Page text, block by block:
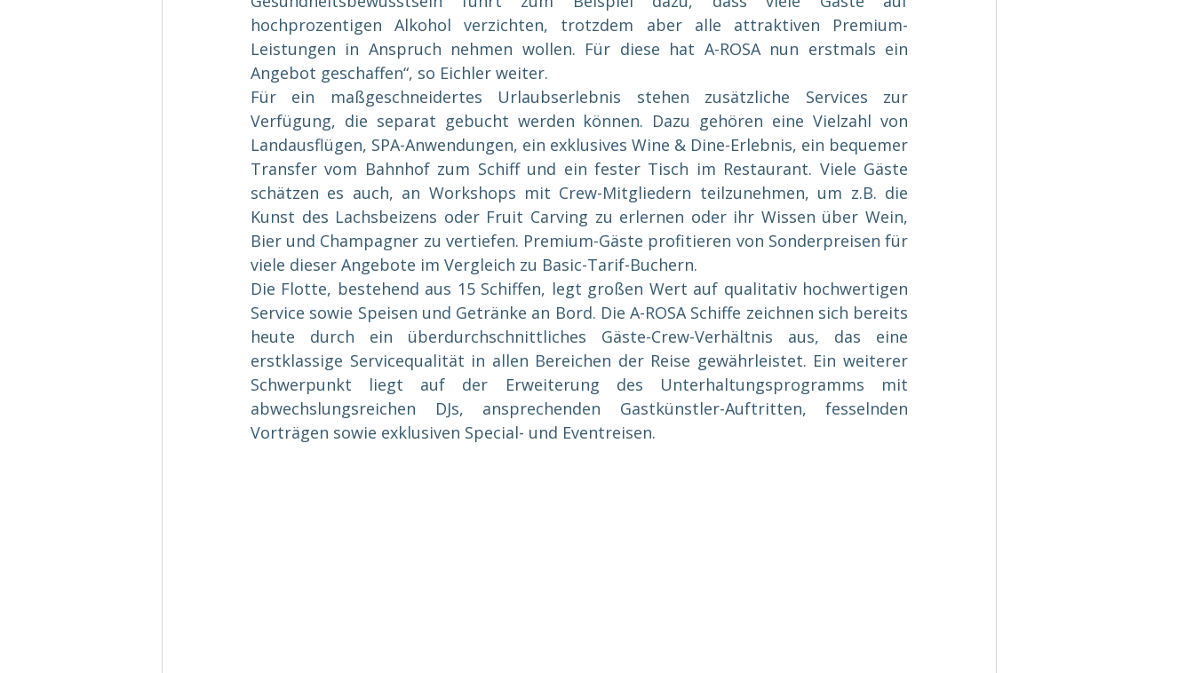
hochprozentigen Alkohol verzichten, trotzdem aber alle attraktiven Premium-
Leistungen in Anspruch nehmen wollen. Für diese hat A-ROSA nun erstmals ein
Angebot geschaffen“, so Eichler weiter.
Für ein maßgeschneidertes Urlaubserlebnis stehen zusätzliche Services zur
Verfügung, die separat gebucht werden können. Dazu gehören eine Vielzahl von
Landausflügen, SPA-Anwendungen, ein exklusives Wine & Dine-Erlebnis, ein bequemer
Transfer vom Bahnhof zum Schiff und ein fester Tisch im Restaurant. Viele Gäste
schätzen es auch, an Workshops mit Crew-Mitgliedern teilzunehmen, um z.B. die
Kunst des Lachsbeizens oder Fruit Carving zu erlernen oder ihr Wissen über Wein,
Bier und Champagner zu vertiefen. Premium-Gäste profitieren von Sonderpreisen für
viele dieser Angebote im Vergleich zu Basic-Tarif-Buchern.
Die Flotte, bestehend aus 15 Schiffen, legt großen Wert auf qualitativ hochwertigen
Service sowie Speisen und Getränke an Bord. Die A-ROSA Schiffe zeichnen sich bereits
heute durch ein überdurchschnittliches Gäste-Crew-Verhältnis aus, das eine
erstklassige Servicequalität in allen Bereichen der Reise gewährleistet. Ein weiterer
Schwerpunkt liegt auf der Erweiterung des Unterhaltungsprogramms mit
abwechslungsreichen DJs, ansprechenden Gastkünstler-Auftritten, fesselnden
Vorträgen sowie exklusiven Special- und Eventreisen.